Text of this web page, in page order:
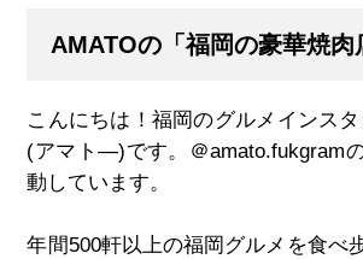
AMATOの「福岡の豪華焼肉
こんにちは！福岡のグルメインス
(アマト―)です。＠amato.fukgram
動しています。
年間500軒以上の福岡グルメを食べ